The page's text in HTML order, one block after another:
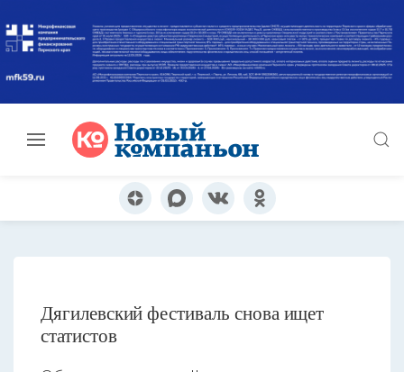
Дягилевский фестиваль снова ищет
статистов